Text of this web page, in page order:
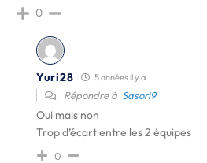
0
Yuri28 5 années il y a
Répondre à Sasori9
Oui mais non
Trop d’écart entre les 2 équipes
0